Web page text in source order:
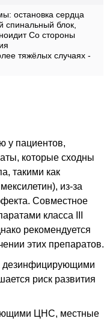
остановка сердца
спинальный блок,
Со стороны
тяжёлых случаях -
у пациентов,
которые сходны
такими как
из-за
Совместное
класса III
рекомендуется
этих препаратов.
дезинфицирующими
риск развития
ЦНС, местные